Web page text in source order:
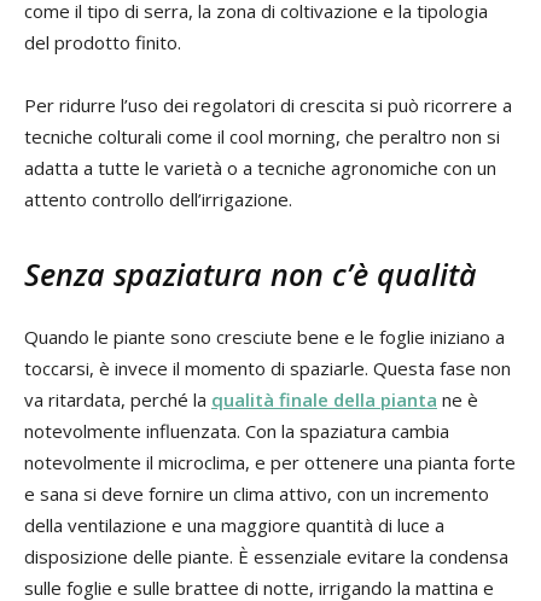
come il tipo di serra, la zona di coltivazione e la tipologia
del prodotto finito.
Per ridurre l’uso dei regolatori di crescita si può ricorrere a
tecniche colturali come il cool morning, che peraltro non si
adatta a tutte le varietà o a tecniche agronomiche con un
attento controllo dell’irrigazione.
Senza spaziatura non c’è qualità
Quando le piante sono cresciute bene e le foglie iniziano a
toccarsi, è invece il momento di spaziarle. Questa fase non
va ritardata, perché la qualità finale della pianta ne è
notevolmente influenzata. Con la spaziatura cambia
notevolmente il microclima, e per ottenere una pianta forte
e sana si deve fornire un clima attivo, con un incremento
della ventilazione e una maggiore quantità di luce a
disposizione delle piante. È essenziale evitare la condensa
sulle foglie e sulle brattee di notte, irrigando la mattina e